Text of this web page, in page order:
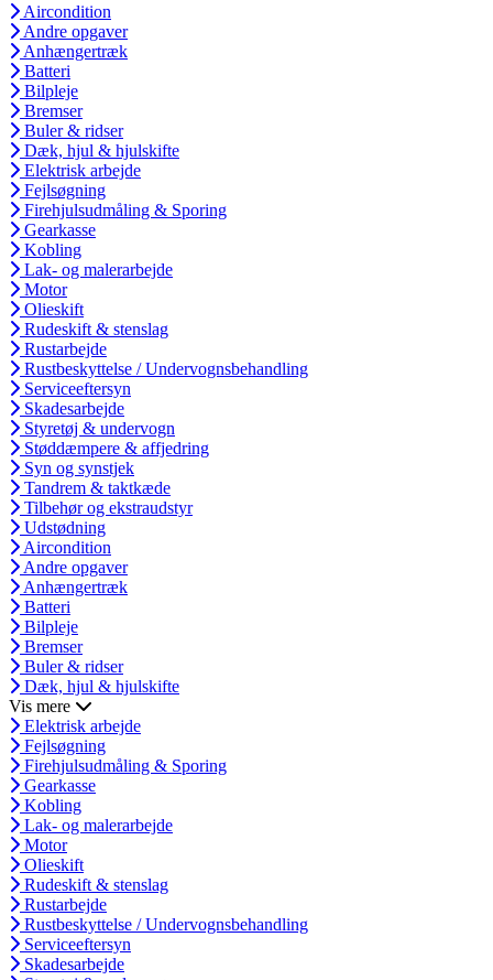
Aircondition
Andre opgaver
Anhængertræk
Batteri
Bilpleje
Bremser
Buler & ridser
Dæk, hjul & hjulskifte
Elektrisk arbejde
Fejlsøgning
Firehjulsudmåling & Sporing
Gearkasse
Kobling
Lak- og malerarbejde
Motor
Olieskift
Rudeskift & stenslag
Rustarbejde
Rustbeskyttelse / Undervognsbehandling
Serviceeftersyn
Skadesarbejde
Styretøj & undervogn
Støddæmpere & affjedring
Syn og synstjek
Tandrem & taktkæde
Tilbehør og ekstraudstyr
Udstødning
Aircondition
Andre opgaver
Anhængertræk
Batteri
Bilpleje
Bremser
Buler & ridser
Dæk, hjul & hjulskifte
Vis mere
Elektrisk arbejde
Fejlsøgning
Firehjulsudmåling & Sporing
Gearkasse
Kobling
Lak- og malerarbejde
Motor
Olieskift
Rudeskift & stenslag
Rustarbejde
Rustbeskyttelse / Undervognsbehandling
Serviceeftersyn
Skadesarbejde